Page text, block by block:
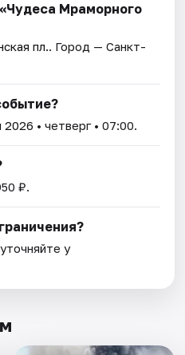
Мраморного
пл.. Город — Санкт-
2026 • четверг • 07:00.
₽.
у